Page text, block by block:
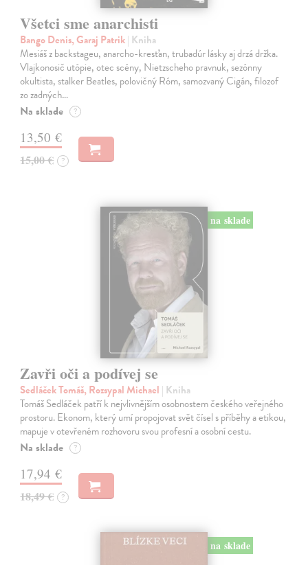
Všetci sme anarchisti
Bango Denis, Garaj Patrik| Kniha
Mesiáš z backstageu, anarcho-kresťan, trubadúr lásky aj drzá držka.
Vlajkonosič utópie, otec scény, Nietzscheho pravnuk, sezónny
okultista, stalker Beatles, polovičný Róm, samozvaný Cigán, filozof
zo zadných…
Na sklade ?
13,50 €
15,00 € ?
na sklade
Zavři oči a podívej se
Sedláček Tomáš, Rozsypal Michael | Kniha
Tomáš Sedláček patří k nejvlivnějším osobnostem českého veřejného
prostoru. Ekonom, který umí propojovat svět čísel s příběhy a etikou,
mapuje v otevřeném rozhovoru svou profesní a osobní cestu.
Na sklade ?
17,94 €
18,49 € ?
na sklade